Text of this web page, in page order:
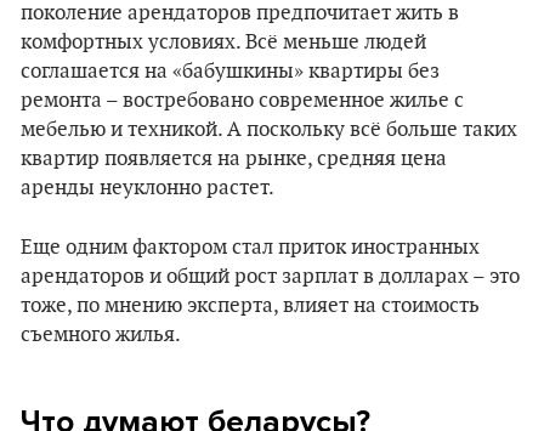
поколение арендаторов предпочитает жить в
комфортных условиях. Всё меньше людей
соглашается на «бабушкины» квартиры без
ремонта – востребовано современное жилье с
мебелью и техникой. А поскольку всё больше таких
квартир появляется на рынке, средняя цена
аренды неуклонно растет.
Еще одним фактором стал приток иностранных
арендаторов и общий рост зарплат в долларах – это
тоже, по мнению эксперта, влияет на стоимость
съемного жилья.
Что думают беларусы?